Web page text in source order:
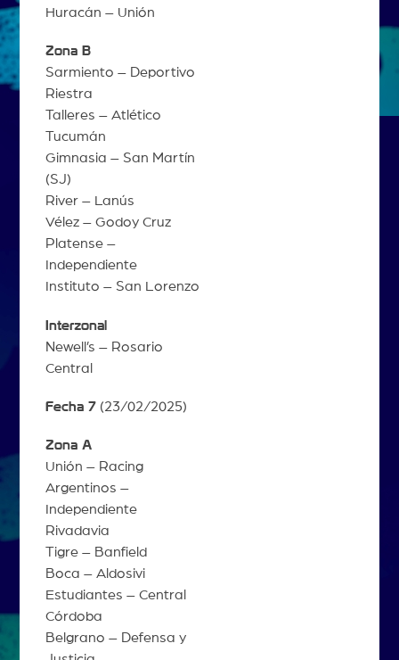
Huracán – Unión
Zona B
Sarmiento – Deportivo
Riestra
Talleres – Atlético
Tucumán
Gimnasia – San Martín
(SJ)
River – Lanús
Vélez – Godoy Cruz
Platense –
Independiente
Instituto – San Lorenzo
Interzonal
Newell’s – Rosario
Central
Fecha 7(23/02/2025)
Zona A
Unión – Racing
Argentinos –
Independiente
Rivadavia
Tigre – Banfield
Boca – Aldosivi
Estudiantes – Central
Córdoba
Belgrano – Defensa y